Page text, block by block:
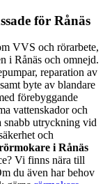
för Rånäs
VVS och rörarbete,
i Rånäs och omnejd.
reparation av
byte av blandare
förebyggande
vattenskador och
snabb utryckning vid
och
i Rånäs
Vi finns nära till
du även har behov